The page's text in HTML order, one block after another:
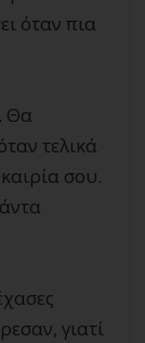
όταν πια
Θα
τελικά
σου.
γιατί